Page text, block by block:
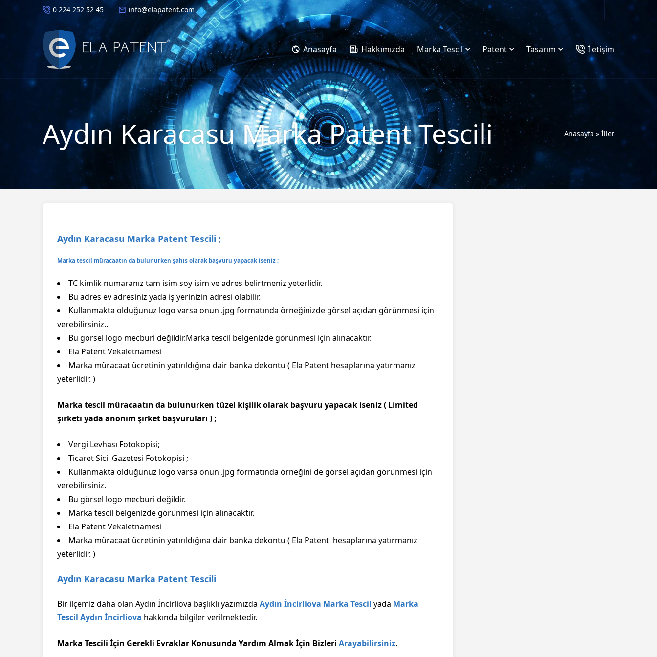
0 224 252 52 45 info@elapatent.com
Anasayfa Hakkımızda Marka Tescil Patent Tasarım İletişim
Aydın Karacasu Marka Patent Tescili Anasayfa » İller
Aydın Karacasu Marka Patent Tescili ;
Marka tescil müracaatın da bulunurken şahıs olarak başvuru yapacak iseniz ;
TC kimlik numaranız tam isim soy isim ve adres belirtmeniz yeterlidir.
Bu adres ev adresiniz yada iş yerinizin adresi olabilir.
Kullanmakta olduğunuz logo varsa onun .jpg formatında örneğinizde görsel açıdan görünmesi için
verebilirsiniz..
Bu görsel logo mecburi değildir.Marka tescil belgenizde görünmesi için alınacaktır.
Ela Patent Vekaletnamesi
Marka müracaat ücretinin yatırıldığına dair banka dekontu ( Ela Patent hesaplarına yatırmanız
yeterlidir. )
Marka tescil müracaatın da bulunurken tüzel kişilik olarak başvuru yapacak iseniz ( Limited
şirketi yada anonim şirket başvuruları ) ;
Vergi Levhası Fotokopisi;
Ticaret Sicil Gazetesi Fotokopisi ;
Kullanmakta olduğunuz logo varsa onun .jpg formatında örneğini de görsel açıdan görünmesi için
verebilirsiniz.
Bu görsel logo mecburi değildir.
Marka tescil belgenizde görünmesi için alınacaktır.
Ela Patent Vekaletnamesi
Marka müracaat ücretinin yatırıldığına dair banka dekontu ( Ela Patent hesaplarına yatırmanız
yeterlidir. )
Aydın Karacasu Marka Patent Tescili
Bir ilçemiz daha olan Aydın İncirliova başlıklı yazımızda Aydın İncirliova Marka Tescil yada Marka
Tescil Aydın İncirliova hakkında bilgiler verilmektedir.
Marka Tescili İçin Gerekli Evraklar Konusunda Yardım Almak İçin Bizleri Arayabilirsiniz.